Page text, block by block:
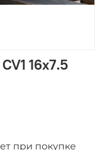
16x7.5
при покупке